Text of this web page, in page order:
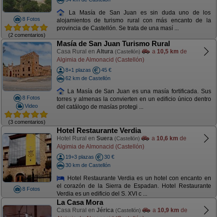
8 Fotos
(2 comentarios)
La Masía de San Juan es sin duda uno de los
alojamientos de turismo rural con más encanto de la
provincia de Castellón. Se trata de una masí ...
8 Fotos
Video
(3 comentarios)
Masía de San Juan Turismo Rural
Casa Rural en Altura (Castellón) a 10,5 km de
Algimia de Almonacid (Castellón)
8+1 plazas
45 €
62 km de Castellón
La Masía de San Juan es una masía fortificada. Sus
torres y almenas la convierten en un edificio único dentro
del catálogo de masías protegi ...
8 Fotos
Hotel Restaurante Verdia
Hotel Rural en Suera (Castellón) a 10,6 km de
Algimia de Almonacid (Castellón)
19+3 plazas
30 €
30 km de Castellón
Hotel Restaurante Verdia es un hotel con encanto en
el corazón de la Sierra de Espadan. Hotel Restaurante
Verdia es un edificio del S. XVI c ...
La Casa Mora
Casa Rural en Jérica (Castellón) a 10,9 km de